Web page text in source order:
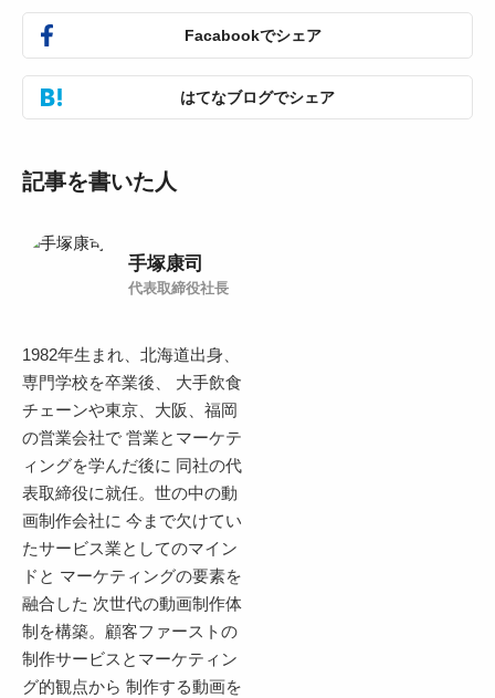
Facabookでシェア
はてなブログでシェア
記事を書いた人
手塚康司
代表取締役社長
1982年生まれ、北海道出身、
専門学校を卒業後、 大手飲食
チェーンや東京、大阪、福岡
の営業会社で 営業とマーケテ
ィングを学んだ後に 同社の代
表取締役に就任。世の中の動
画制作会社に 今まで欠けてい
たサービス業としてのマイン
ドと マーケティングの要素を
融合した 次世代の動画制作体
制を構築。顧客ファーストの
制作サービスとマーケティン
グ的観点から 制作する動画を